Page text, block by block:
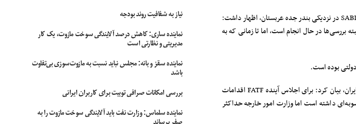
؛ محمدجواد ظریف روز سه‌شنبه درباره حمله به نفتکش ایرانی SABITI در نزدیکی بندر جده عربستان، اظهار داشت:
بررسی‌ها در حال انجام است، اما تا زمانی که به
بوده است.
وزیر امور خارجه همچنین درباره پایان مهلت ۴ ماهه گروه ویژه اقدام مالی( FATF )به ایران، بیان کرد: برای اجلاس آینده FATF اقدامات
داشته است اما وزارت امور خارجه حداکثر
نیاز به شفافیت روند بودجه
نماینده ساری: کاهش درصد آلایندگی سوخت مازوت، یک کار
مدیریتی و نظارتی است
نماینده سقز و بانه: مجلس نباید نسبت به مازوت‌سوزی بی‌تفاوت
باشد
بررسی امکانات صرافی توبیت برای کاربران ایرانی
نماینده سلماس: وزارت نفت باید آلایندگی سوخت مازوت را به